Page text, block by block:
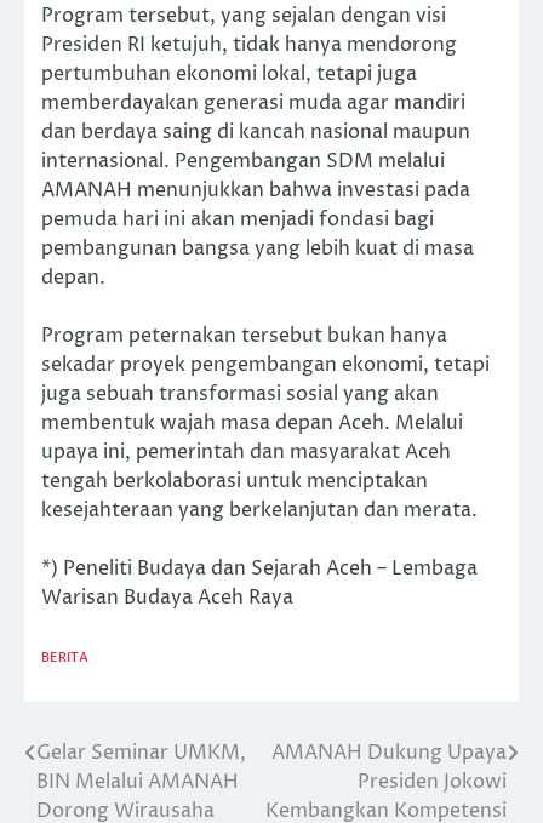
Program tersebut, yang sejalan dengan visi
Presiden RI ketujuh, tidak hanya mendorong
pertumbuhan ekonomi lokal, tetapi juga
memberdayakan generasi muda agar mandiri
dan berdaya saing di kancah nasional maupun
internasional. Pengembangan SDM melalui
AMANAH menunjukkan bahwa investasi pada
pemuda hari ini akan menjadi fondasi bagi
pembangunan bangsa yang lebih kuat di masa
depan.
Program peternakan tersebut bukan hanya
sekadar proyek pengembangan ekonomi, tetapi
juga sebuah transformasi sosial yang akan
membentuk wajah masa depan Aceh. Melalui
upaya ini, pemerintah dan masyarakat Aceh
tengah berkolaborasi untuk menciptakan
kesejahteraan yang berkelanjutan dan merata.
*) Peneliti Budaya dan Sejarah Aceh – Lembaga
Warisan Budaya Aceh Raya
BERITA
Post
navigation
Gelar Seminar UMKM,
BIN Melalui AMANAH
Dorong Wirausaha
AMANAH Dukung Upaya
Presiden Jokowi
Kembangkan Kompetensi